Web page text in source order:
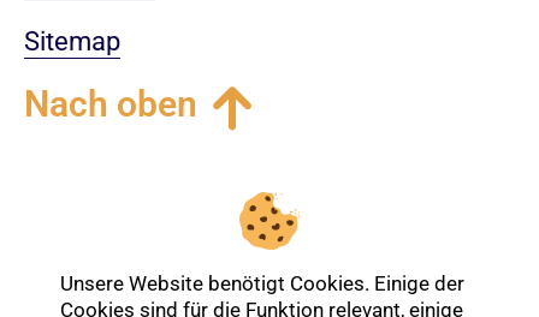
Sitemap
Nach oben
Unsere Website benötigt Cookies. Einige der
Cookies sind für die Funktion relevant, einige